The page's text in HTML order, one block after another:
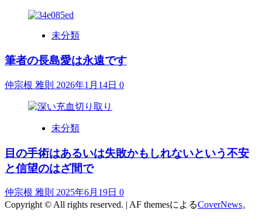
未分類
筆者の長島愛は永遠です
仲宗根 雅則 2026年1月14日 0
未分類
目の手術はあるいは失敗かもしれないという不安
と信望のはざ間で
仲宗根 雅則 2025年6月19日 0
Copyright © All rights reserved. | AF themesによるCoverNews。